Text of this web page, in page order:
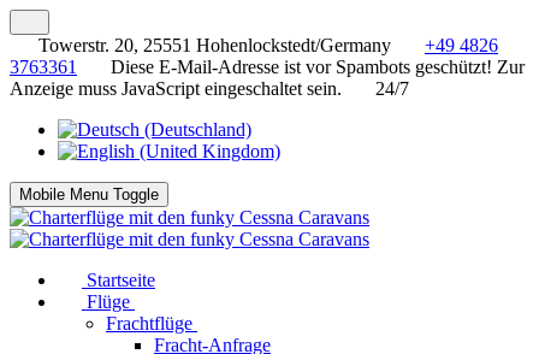
Towerstr. 20, 25551 Hohenlockstedt/Germany
+49 4826
3763361
Diese E-Mail-Adresse ist vor Spambots geschützt! Zur
Anzeige muss JavaScript eingeschaltet sein.
24/7
Mobile Menu Toggle
Startseite
Flüge
Frachtflüge
Fracht-Anfrage